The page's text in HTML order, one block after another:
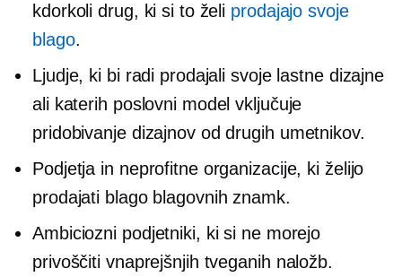
kdorkoli drug, ki si to želi prodajajo svoje
blago.
Ljudje, ki bi radi prodajali svoje lastne dizajne
ali katerih poslovni model vključuje
pridobivanje dizajnov od drugih umetnikov.
Podjetja in neprofitne organizacije, ki želijo
prodajati blago blagovnih znamk.
Ambiciozni podjetniki, ki si ne morejo
privoščiti vnaprejšnjih tveganih naložb.